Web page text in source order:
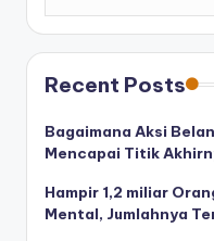
Recent Posts
Bagaimana Aksi
Mencapai Titik
Hampir 1,2 miliar
Mental, Jumlahnya